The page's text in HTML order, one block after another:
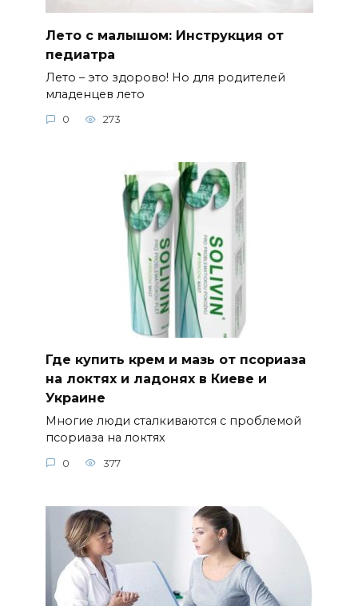
Лето с малышом: Инструкция от
педиатра
Лето – это здорово! Но для родителей
младенцев лето
0 273
Где купить крем и мазь от псориаза
на локтях и ладонях в Киеве и
Украине
Многие люди сталкиваются с проблемой
псориаза на локтях
0 377